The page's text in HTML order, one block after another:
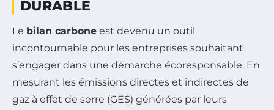
DURABLE
Le bilan carbone est devenu un outil
incontournable pour les entreprises souhaitant
s’engager dans une démarche écoresponsable. En
mesurant les émissions directes et indirectes de
gaz à effet de serre (GES) générées par leurs